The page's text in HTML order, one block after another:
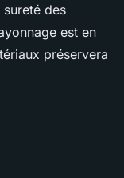
sureté des
est en
préservera